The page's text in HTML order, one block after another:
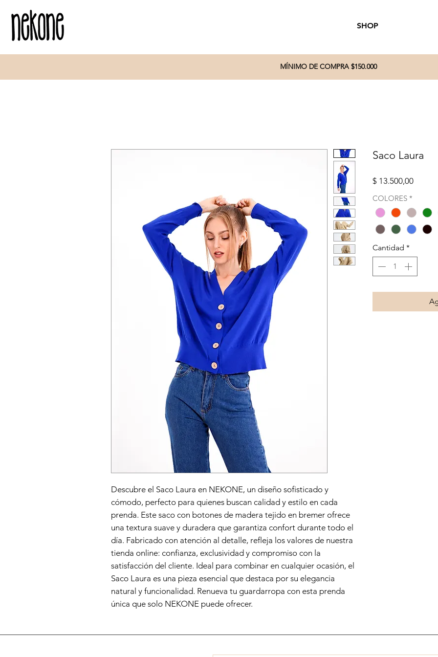
SHOP
MÍNIMO DE COMPRA $150.000
Descubre el Saco Laura en NEKONE, un diseño sofisticado y
cómodo, perfecto para quienes buscan calidad y estilo en cada
prenda. Este saco con botones de madera tejido en bremer ofrece
una textura suave y duradera que garantiza confort durante todo el
día. Fabricado con atención al detalle, refleja los valores de nuestra
tienda online: confianza, exclusividad y compromiso con la
satisfacción del cliente. Ideal para combinar en cualquier ocasión, el
Saco Laura es una pieza esencial que destaca por su elegancia
natural y funcionalidad. Renueva tu guardarropa con esta prenda
única que solo NEKONE puede ofrecer.
Saco Laura
$ 13.500,00Precio
COLORES *
Cantidad *